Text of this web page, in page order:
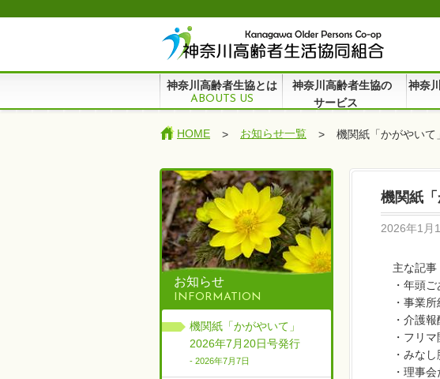
神奈川高齢者生協とは
ABOUTS US
神奈川高齢者生協の
サービス
神奈
HOME > お知らせ一覧 > 機関紙「かがやい
機関紙
2026年1月
主な記事
・年頭
・事業
・介護
・フリ
・みな
・理事
お知らせ
INFORMATION
機関紙「かがやいて」
2026年7月20日号発行
- 2026年7月7日